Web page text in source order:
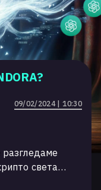
09/02/2024 | 10:30
света…